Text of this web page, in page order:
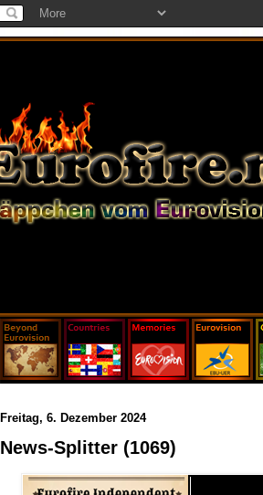
Freitag, 6. Dezember 2024
News-Splitter (1069)